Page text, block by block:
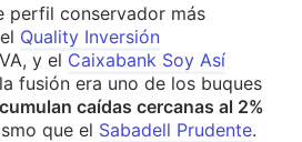
perfil conservador más
Quality Inversión
y el Caixabank Soy Así
fusión era uno de los buques
caídas cercanas al 2%
que el Sabadell Prudente.